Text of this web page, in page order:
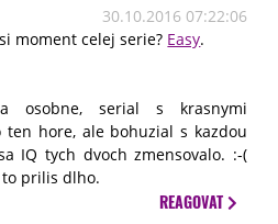
30.10.2016 07:22:06
moment celej serie? Easy.
osobne, serial s krasnymi
ten hore, ale bohuzial s kazdou
IQ tych dvoch zmensovalo. :-(
to prilis dlho.
REAGOVAT